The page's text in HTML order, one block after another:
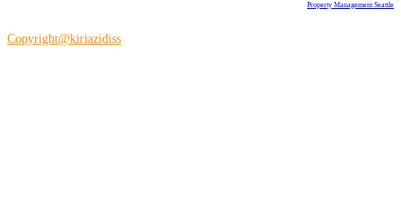
Property Management Seattle
Copyright@kiriazidiss